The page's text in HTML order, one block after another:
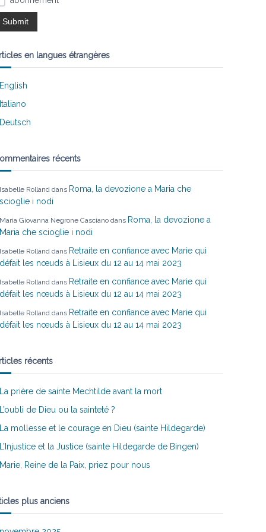
en langues étrangères
English
Italiano
Deutsch
récents
Isabelle Rolland dans Roma, la devozione a Maria che
scioglie i nodi
Maria Giovanna Negrone Casciano dans Roma, la devozione a
Maria che scioglie i nodi
Isabelle Rolland dans Retraite en confiance avec Marie qui
défait les nœuds à Lisieux du 12 au 14 mai 2023
Isabelle Rolland dans Retraite en confiance avec Marie qui
défait les nœuds à Lisieux du 12 au 14 mai 2023
Isabelle Rolland dans Retraite en confiance avec Marie qui
défait les nœuds à Lisieux du 12 au 14 mai 2023
récents
La prière de sainte Mechtilde avant la mort
L’oubli de Dieu ou la sainteté ?
La mollesse et le courage en Dieu (sainte Hildegarde)
L’Injustice et la Justice (sainte Hildegarde de Bingen)
Marie, Reine de la Paix, priez pour nous
plus anciens